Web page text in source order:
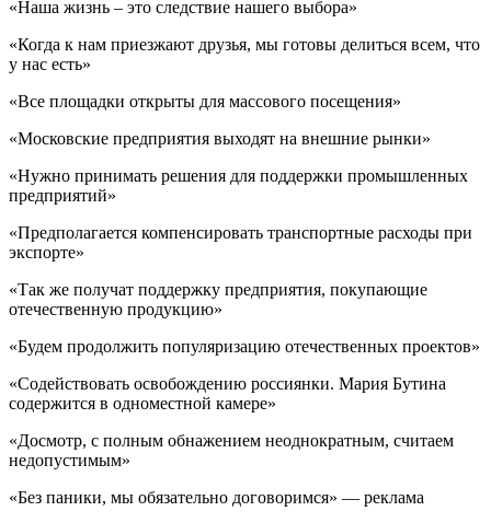
«Наша жизнь – это следствие нашего выбора»
«Когда к нам приезжают друзья, мы готовы делиться всем, что
у нас есть»
«Все площадки открыты для массового посещения»
«Московские предприятия выходят на внешние рынки»
«Нужно принимать решения для поддержки промышленных
предприятий»
«Предполагается компенсировать транспортные расходы при
экспорте»
«Так же получат поддержку предприятия, покупающие
отечественную продукцию»
«Будем продолжить популяризацию отечественных проектов»
«Содействовать освобождению россиянки. Мария Бутина
содержится в одноместной камере»
«Досмотр, с полным обнажением неоднократным, считаем
недопустимым»
«Без паники, мы обязательно договоримся» — реклама